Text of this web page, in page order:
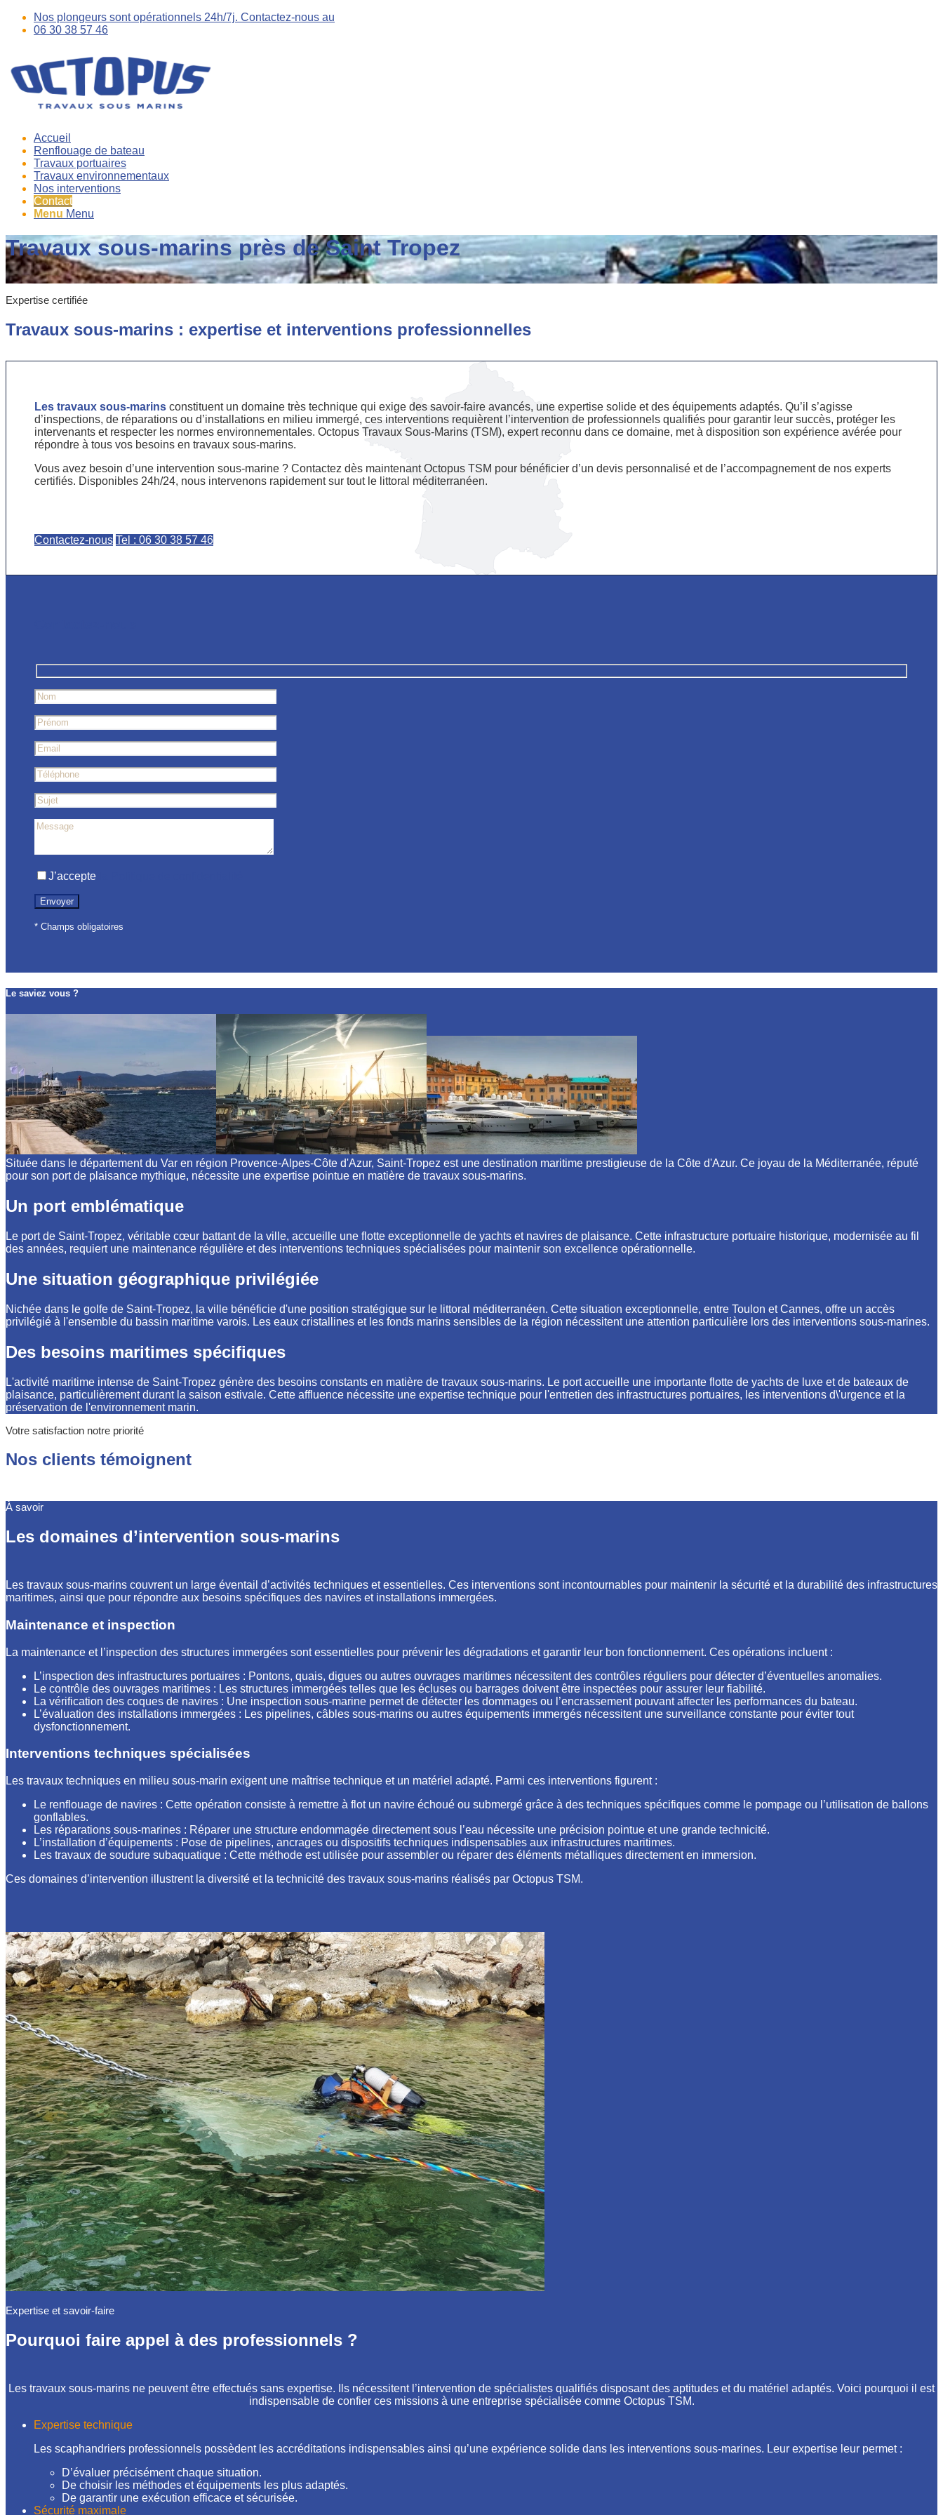
Nos plongeurs sont opérationnels 24h/7j. Contactez-nous au
06 30 38 57 46
Accueil
Renflouage de bateau
Travaux portuaires
Travaux environnementaux
Nos interventions
Contact
Menu Menu
Travaux sous-marins près de Saint Tropez
Expertise certifiée
Travaux sous-marins : expertise et interventions professionnelles
Les travaux sous-marins constituent un domaine très technique qui exige des savoir-faire avancés, une expertise solide et des équipements adaptés. Qu’il s’agisse
d’inspections, de réparations ou d’installations en milieu immergé, ces interventions requièrent l’intervention de professionnels qualifiés pour garantir leur succès, protéger les
intervenants et respecter les normes environnementales. Octopus Travaux Sous-Marins (TSM), expert reconnu dans ce domaine, met à disposition son expérience avérée pour
répondre à tous vos besoins en travaux sous-marins.
Vous avez besoin d’une intervention sous-marine ? Contactez dès maintenant Octopus TSM pour bénéficier d’un devis personnalisé et de l’accompagnement de nos experts
certifiés. Disponibles 24h/24, nous intervenons rapidement sur tout le littoral méditerranéen.
Contactez-nous Tel : 06 30 38 57 46
J’accepte
* Champs obligatoires
Le saviez vous ?
Située dans le département du Var en région Provence-Alpes-Côte d'Azur, Saint-Tropez est une destination maritime prestigieuse de la Côte d'Azur. Ce joyau de la Méditerranée, réputé
pour son port de plaisance mythique, nécessite une expertise pointue en matière de travaux sous-marins.
Un port emblématique
Le port de Saint-Tropez, véritable cœur battant de la ville, accueille une flotte exceptionnelle de yachts et navires de plaisance. Cette infrastructure portuaire historique, modernisée au fil
des années, requiert une maintenance régulière et des interventions techniques spécialisées pour maintenir son excellence opérationnelle.
Une situation géographique privilégiée
Nichée dans le golfe de Saint-Tropez, la ville bénéficie d'une position stratégique sur le littoral méditerranéen. Cette situation exceptionnelle, entre Toulon et Cannes, offre un accès
privilégié à l'ensemble du bassin maritime varois. Les eaux cristallines et les fonds marins sensibles de la région nécessitent une attention particulière lors des interventions sous-marines.
Des besoins maritimes spécifiques
L'activité maritime intense de Saint-Tropez génère des besoins constants en matière de travaux sous-marins. Le port accueille une importante flotte de yachts de luxe et de bateaux de
plaisance, particulièrement durant la saison estivale. Cette affluence nécessite une expertise technique pour l'entretien des infrastructures portuaires, les interventions d\'urgence et la
préservation de l'environnement marin.
Votre satisfaction notre priorité
Nos clients témoignent
À savoir
Les domaines d’intervention sous-marins
Les travaux sous-marins couvrent un large éventail d’activités techniques et essentielles. Ces interventions sont incontournables pour maintenir la sécurité et la durabilité des infrastructures
maritimes, ainsi que pour répondre aux besoins spécifiques des navires et installations immergées.
Maintenance et inspection
La maintenance et l’inspection des structures immergées sont essentielles pour prévenir les dégradations et garantir leur bon fonctionnement. Ces opérations incluent :
L’inspection des infrastructures portuaires : Pontons, quais, digues ou autres ouvrages maritimes nécessitent des contrôles réguliers pour détecter d’éventuelles anomalies.
Le contrôle des ouvrages maritimes : Les structures immergées telles que les écluses ou barrages doivent être inspectées pour assurer leur fiabilité.
La vérification des coques de navires : Une inspection sous-marine permet de détecter les dommages ou l’encrassement pouvant affecter les performances du bateau.
L’évaluation des installations immergées : Les pipelines, câbles sous-marins ou autres équipements immergés nécessitent une surveillance constante pour éviter tout
dysfonctionnement.
Interventions techniques spécialisées
Les travaux techniques en milieu sous-marin exigent une maîtrise technique et un matériel adapté. Parmi ces interventions figurent :
Le renflouage de navires : Cette opération consiste à remettre à flot un navire échoué ou submergé grâce à des techniques spécifiques comme le pompage ou l’utilisation de ballons
gonflables.
Les réparations sous-marines : Réparer une structure endommagée directement sous l’eau nécessite une précision pointue et une grande technicité.
L’installation d’équipements : Pose de pipelines, ancrages ou dispositifs techniques indispensables aux infrastructures maritimes.
Les travaux de soudure subaquatique : Cette méthode est utilisée pour assembler ou réparer des éléments métalliques directement en immersion.
Ces domaines d’intervention illustrent la diversité et la technicité des travaux sous-marins réalisés par Octopus TSM.
Expertise et savoir-faire
Pourquoi faire appel à des professionnels ?
Les travaux sous-marins ne peuvent être effectués sans expertise. Ils nécessitent l’intervention de spécialistes qualifiés disposant des aptitudes et du matériel adaptés. Voici pourquoi il est
indispensable de confier ces missions à une entreprise spécialisée comme Octopus TSM.
Expertise technique
Les scaphandriers professionnels possèdent les accréditations indispensables ainsi qu’une expérience solide dans les interventions sous-marines. Leur expertise leur permet :
D’évaluer précisément chaque situation.
De choisir les méthodes et équipements les plus adaptés.
De garantir une exécution efficace et sécurisée.
Sécurité maximale